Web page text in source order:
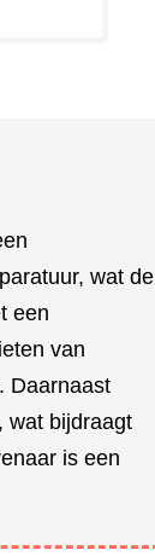
wat de
een
van
Daarnaast
wat bijdraagt
is een